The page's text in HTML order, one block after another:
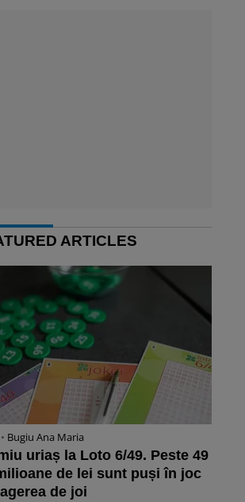
ARTICLES
Bugiu ⁠Ana Maria
uriaș la Loto 6/49. Peste 49
de lei sunt puși în joc
de joi